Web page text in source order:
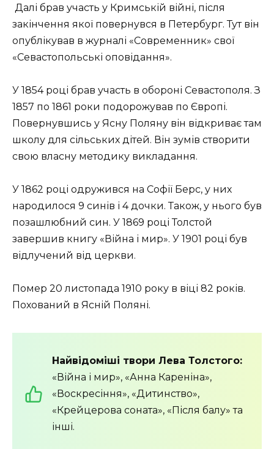
Далі брав участь у Кримській війні, після
закінчення якої повернувся в Петербург. Тут він
опублікував в журналі «Современник» свої
«Севастопольські оповідання».
У 1854 році брав участь в обороні Севастополя. З
1857 по 1861 роки подорожував по Європі.
Повернувшись у Ясну Поляну він відкриває там
школу для сільських дітей. Він зумів створити
свою власну методику викладання.
У 1862 році одружився на Софії Берс, у них
народилося 9 синів і 4 дочки. Також, у нього був
позашлюбний син. У 1869 році Толстой
завершив книгу «Війна і мир». У 1901 році був
відлучений від церкви.
Помер 20 листопада 1910 року в віці 82 років.
Похований в Ясній Поляні.
Найвідоміші твори Лева Толстого:
«Війна і мир», «Анна Кареніна»,
«Воскресіння», «Дитинство»,
«Крейцерова соната», «Після балу» та
інші.